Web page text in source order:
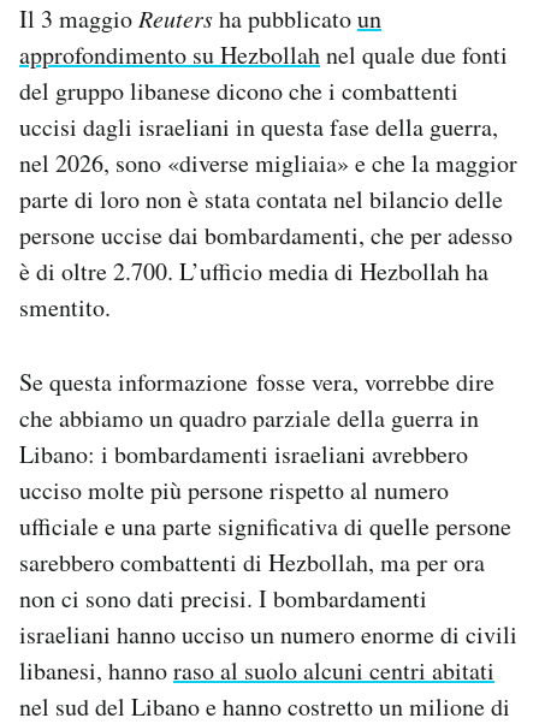
Area Personale
Newsletter
Regala il Post
Hai bisogno di aiuto?
Esci
Il 3 maggio Reutersha pubblicatoun
approfondimento su Hezbollahnel quale due fonti
del gruppo libanese dicono che i combattenti
uccisi dagli israeliani in questa fase della guerra,
nel 2026, sono «diverse migliaia» e che la maggior
parte di loro non è stata contata nel bilancio delle
persone uccise dai bombardamenti, che per adesso
è di oltre 2.700. L’ufficio media di Hezbollah ha
smentito.
Se questa informazione fosse vera, vorrebbe dire
che abbiamo un quadro parziale della guerra in
Libano: i bombardamenti israeliani avrebbero
ucciso molte più persone rispetto al numero
ufficialee una parte significativa di quelle persone
sarebbero combattenti di Hezbollah, ma per ora
non ci sono dati precisi. I bombardamenti
israeliani hanno ucciso un numero enorme di civili
libanesi, hannoraso al suolo alcuni centri abitati
nel sud del Libano e hanno costretto un milione di